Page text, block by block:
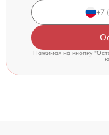
Нажимая на кнопку